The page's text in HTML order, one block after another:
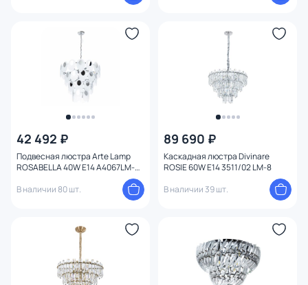
42 492 ₽
Подвесная люстра Arte Lamp
ROSABELLA 40W E14 A4067LM-
В наличии 80 шт.
89 690 ₽
Каскадная люстра Divinare
ROSIE 60W E14 3511/02 LM-8
В наличии 39 шт.